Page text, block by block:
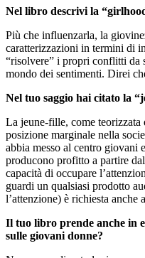
Nel libro descrivi la
Più che influenzarla, la
caratterizzazioni in termini di
“risolvere” i propri conflitti da
mondo dei sentimenti. Direi
Nel tuo saggio hai citato la
La jeune-fille, come teorizzata
posizione marginale nella
abbia messo al centro giovani
producono profitto a partire
capacità di occupare
guardi un qualsiasi prodotto
l’attenzione) è richiesta
Il tuo libro prende anche in
sulle giovani donne?